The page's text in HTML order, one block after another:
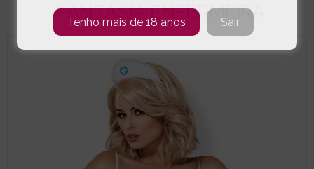
FANTASIA ENFERMEIRA
Tenho mais de 18 anos Sair